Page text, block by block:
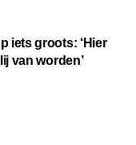
iets groots: ‘Hier
van worden’